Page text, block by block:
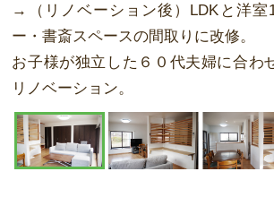
→（リノベーション後）LDKと洋室
ー・書斎スペースの間取りに改修。
お子様が独立した６０代夫婦に合わ
リノベーション。
にしました。
会話が絶えないような空間を目指し
して、より暮らしを充実できるように